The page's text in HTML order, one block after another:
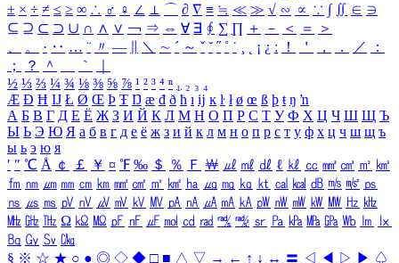
± × ÷ ≠ ≤ ≥ ∞ ∴ ♂ ♀ ∠ ⊥ ⌒ ∂ ∇ ≡ ≒ ≪ ≫ √ ∽ ∝ ∵ ∫ ∬ ∈ ∋
⊆ ⊇ ⊂ ⊃ ∪ ∩ ∧ ∨ ￢ ⇒ ⇔ ∀ ∃ ∮ ∑ ∏ ＋ － ＜ ＝
＞
、
。 · ‥ … ¨ 〃 ― ＼ ∼ ´ ～ ˇ ˘ ˝ ˚ ˙ ¸ ¡ ¿ ː ！ ＇ ， ． ／
：
；
？ ＾ ｀
½ ⅓ ⅔ ¼ ¾ ⅛ ⅜ ⅝ ⅞ ¹ ² ³ ⁴ ⁿ ₁ ₂ ₃ ₄
Æ Ð Ħ Ĳ Ł Ø Œ Þ Ŧ Ŋ æ đ ð ħ ı ĳ ĸ ŀ ł ø œ ß þ ŧ ŋ ŉ
А Б В Г Д Е Ё Ж З И Й К Л М Н О П Р С Т У Ф Х Ц Ч Ш Щ Ъ
Ы Ь Э Ю Я а б в г д е ё ж з и й к л м н о п р с т у ф х ц ч ш щ ъ
ы ь э ю я
′ ″ ℃ Å ￠ ￡ ￥ ¤ ℉ ‰ ＄ ％ Ｆ ￦ ㎕ ㎖ ㎗ ℓ ㎘ ㏄ ㎣ ㎤ ㎥ ㎦
㎙ ㎚ ㎛ ㎜ ㎝ ㎞ ㎟ ㎠ ㎡ ㎢ ㏊ ㎍ ㎎ ㎏ ㏏ ㎈ ㎉ ㏈ ㎧ ㎨ ㎰
㎱ ㎲ ㎳ ㎴ ㎵ ㎶ ㎷ ㎸ ㎹ ㎀ ㎁ ㎂ ㎃ ㎄ ㎺ ㎻ ㎽ ㎾ ㎿ ㎐ ㎑
㎒ ㎓ ㎔ Ω ㏀ ㏁ ㎊ ㎋ ㎌ ㏖ ㏅ ㎭ ㎮ ㎯ ㏛ ㎩ ㎪ ㎫ ㎬ ㏝ ㏐
㏓
㏃ ㏉ ㏜ ㏆
§ ※ ☆ ★ ○ ● ◎ ◇ ◆ □ ■ △ ▽ → ← ↑ ↓ ↔ 〓 ◁ ◀ ▷ ▶ ♤